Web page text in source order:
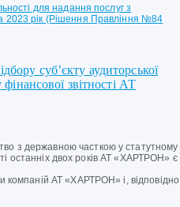
для надання послуг з
2023 рік (Рішення Правління №84
суб’єкту аудиторської
звітності АТ
з державною часткою у статутному
останніх двох років АТ «ХАРТРОН» є
АТ «ХАРТРОН» і, відповідно